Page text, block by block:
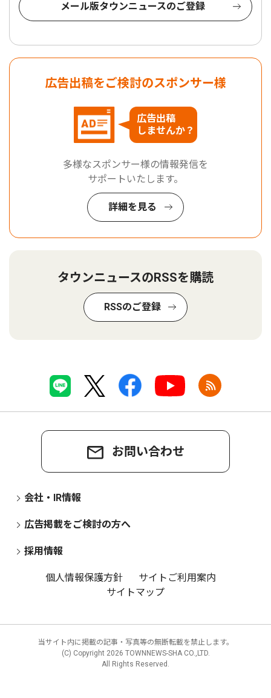
メール版タウンニュースのご登録
広告出稿をご検討のスポンサー様
広告出稿
しませんか？
多様なスポンサー様の情報発信を
サポートいたします。
詳細を見る
タウンニュースのRSSを購読
RSSのご登録
お問い合わせ
会社・IR情報
広告掲載をご検討の方へ
採用情報
個人情報保護方針
サイトご利用案内
サイトマップ
当サイト内に掲載の記事・写真等の無断転載を禁止します。
(C) Copyright 2026 TOWNNEWS-SHA CO.,LTD.
All Rights Reserved.